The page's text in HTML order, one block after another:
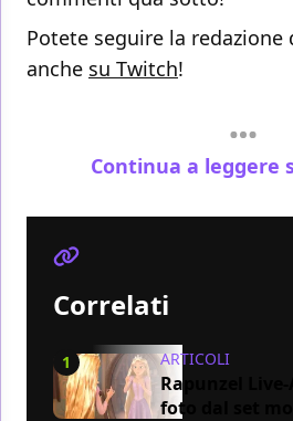
Potete seguire la redazione
anche su Twitch!
Continua a leggere
Correlati
1 ARTICOLI
Rapunzel
foto dal set